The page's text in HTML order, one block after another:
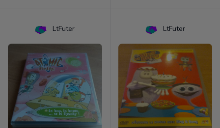
LtFuter LtFuter